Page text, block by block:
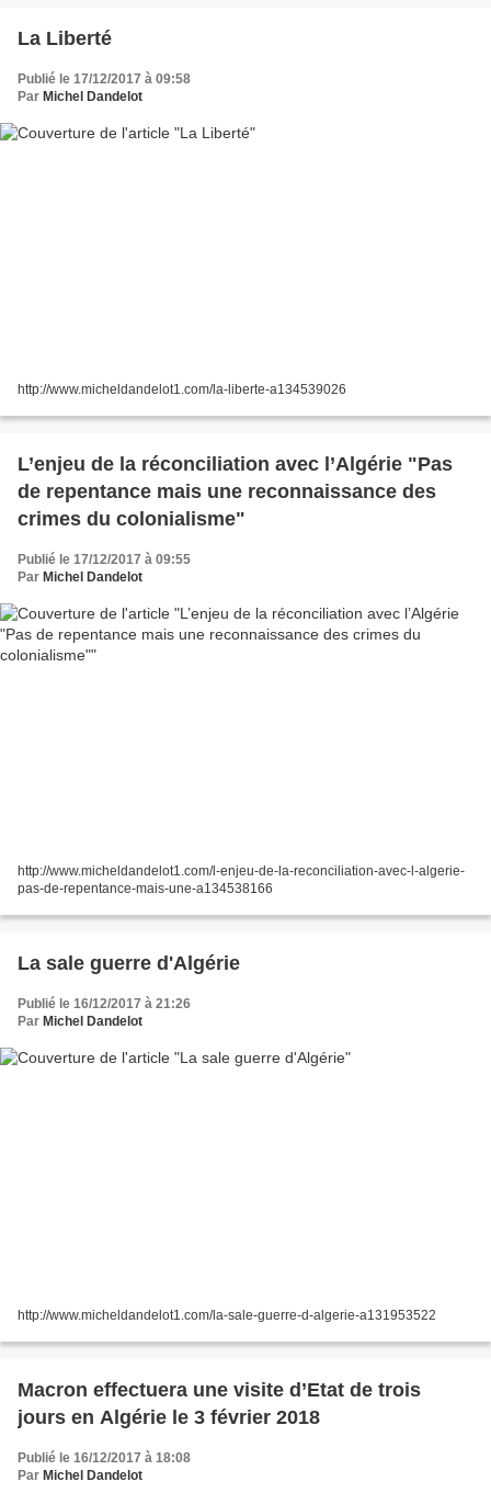
La Liberté
Publié le 17/12/2017 à 09:58
Par Michel Dandelot
http://www.micheldandelot1.com/la-liberte-a134539026
L’enjeu de la réconciliation avec l’Algérie "Pas
de repentance mais une reconnaissance des
crimes du colonialisme"
Publié le 17/12/2017 à 09:55
Par Michel Dandelot
http://www.micheldandelot1.com/l-enjeu-de-la-reconciliation-avec-l-algerie-
pas-de-repentance-mais-une-a134538166
La sale guerre d'Algérie
Publié le 16/12/2017 à 21:26
Par Michel Dandelot
http://www.micheldandelot1.com/la-sale-guerre-d-algerie-a131953522
Macron effectuera une visite d’Etat de trois
jours en Algérie le 3 février 2018
Publié le 16/12/2017 à 18:08
Par Michel Dandelot